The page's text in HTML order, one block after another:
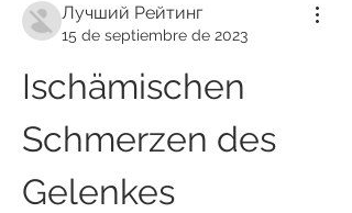
Лучший Рейтинг
15 de septiembre de 2023
Ischämischen
Schmerzen des
Gelenkes